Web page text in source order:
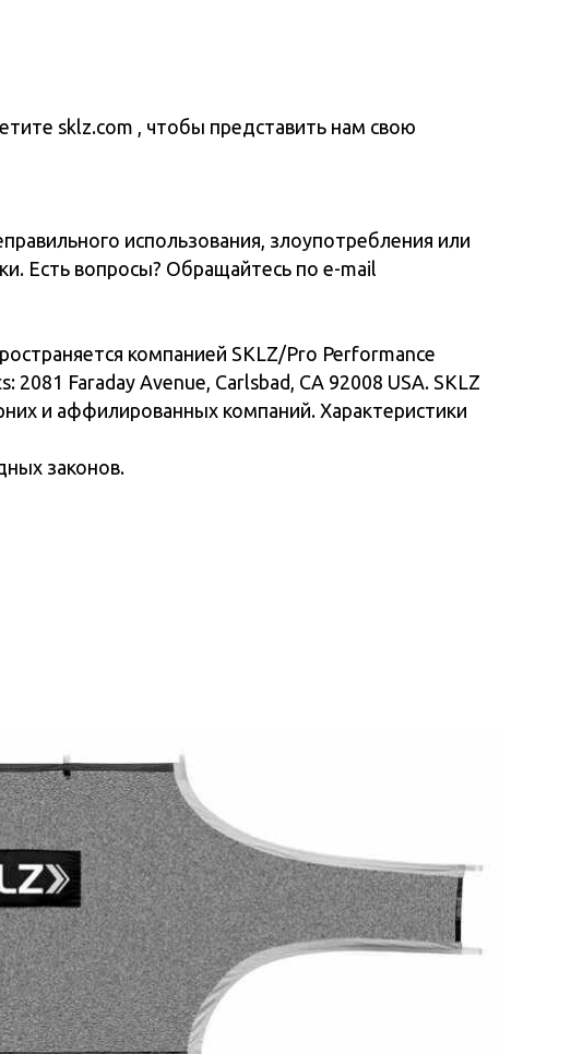
Обращайтесь по e-mail
компанией SKLZ/Pro Performance
Carlsbad, CA 92008 USA. SKLZ